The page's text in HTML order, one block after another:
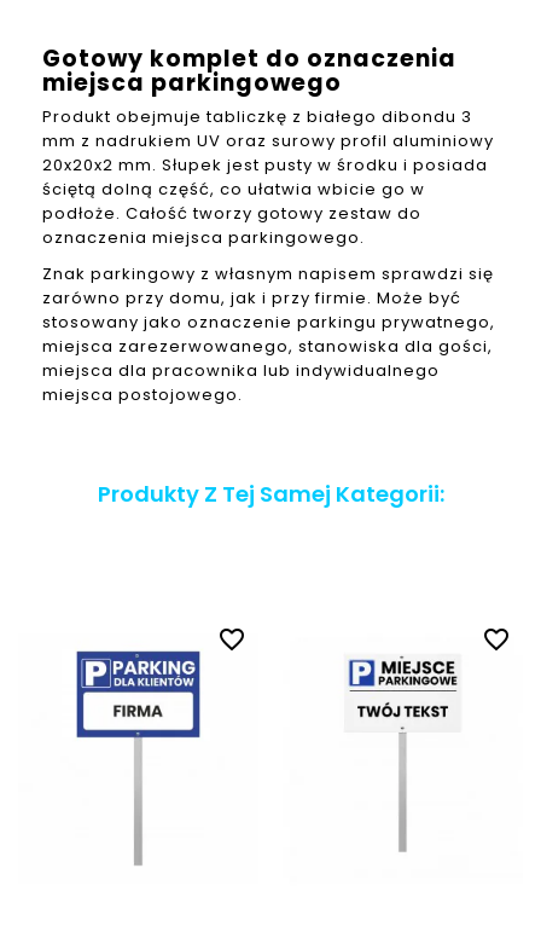
Gotowy komplet do oznaczenia
miejsca parkingowego
Produkt obejmuje tabliczkę z białego dibondu 3
mm z nadrukiem UV oraz surowy profil aluminiowy
20x20x2 mm. Słupek jest pusty w środku i posiada
ściętą dolną część, co ułatwia wbicie go w
podłoże. Całość tworzy gotowy zestaw do
oznaczenia miejsca parkingowego.
Znak parkingowy z własnym napisem sprawdzi się
zarówno przy domu, jak i przy firmie. Może być
stosowany jako oznaczenie parkingu prywatnego,
miejsca zarezerwowanego, stanowiska dla gości,
miejsca dla pracownika lub indywidualnego
miejsca postojowego.
Produkty Z Tej Samej Kategorii:
favorite_border favorite_border